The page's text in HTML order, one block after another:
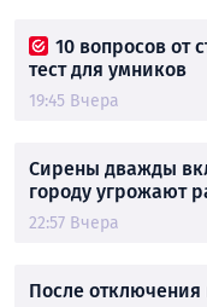
10 вопросов от
тест для умников
19:45 Вчера
Сирены дважды
городу угрожают
22:57 Вчера
После